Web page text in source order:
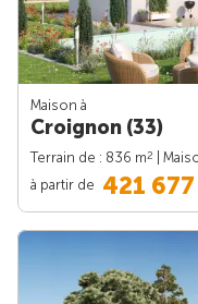
Maison à
Croignon (33)
Terrain de : 836 m2 |
à partir de 421